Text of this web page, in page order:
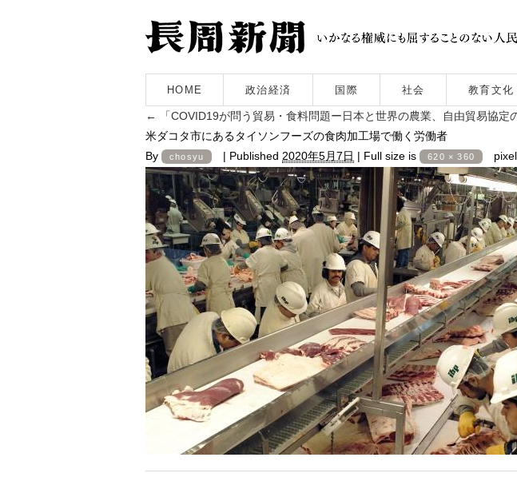
HOME 政治経済 国際 社会 教育文化
←
「COVID19が問う貿易・食料問題ー日本と世界の農業、自由貿易協
米ダコタ市にあるタイソンフーズの食肉加工場で働く労働者
By
chosyu | Published 2020年5月7日 | Full size is 620 × 360